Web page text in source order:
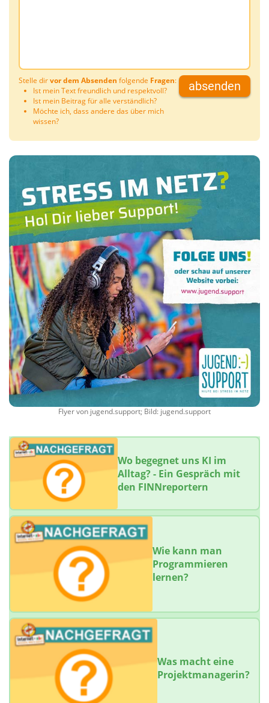
Stelle dirvor dem Absenden folgende Fragen:
Ist mein Text freundlich und respektvoll?
Ist mein Beitrag für alle verständlich?
Möchte ich, dass andere das über mich
wissen?
absenden
Flyer von jugend.support; Bild: jugend.support
Wo begegnet uns KI im
Alltag? - Ein Gespräch mit
den FINNreportern
Wie kann man
Programmieren
lernen?
Was macht eine
Projektmanagerin?